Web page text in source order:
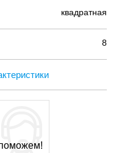
квадратная
8